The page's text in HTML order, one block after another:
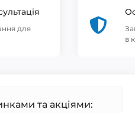
для
в
та акціями: